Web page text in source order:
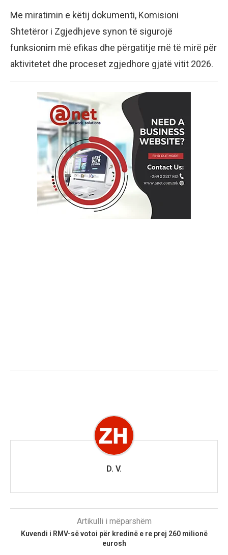
Me miratimin e këtij dokumenti, Komisioni
Shtetëror i Zgjedhjeve synon të sigurojë
funksionim më efikas dhe përgatitje më të mirë për
aktivitetet dhe proceset zgjedhore gjatë vitit 2026.
D. V.
Artikulli i mëparshëm
Kuvendi i RMV-së votoi për kredinë e re prej 260 milionë
eurosh